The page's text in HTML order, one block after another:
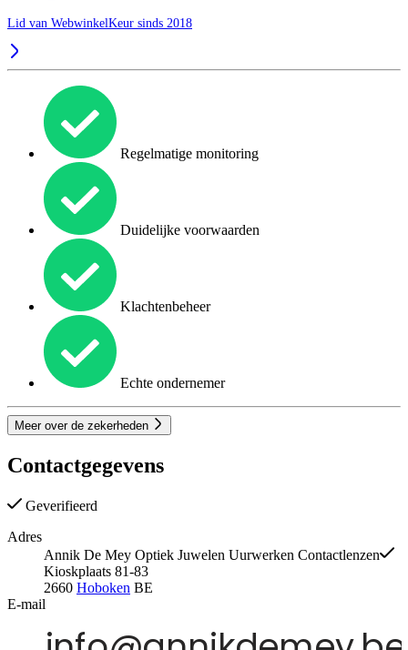
Lid van WebwinkelKeur sinds 2018
Regelmatige monitoring
Duidelijke voorwaarden
Klachtenbeheer
Echte ondernemer
Meer over de zekerheden
Contactgegevens
Geverifieerd
Adres
Annik De Mey Optiek Juwelen Uurwerken Contactlenzen
Kioskplaats 81-83
2660 Hoboken BE
E-mail